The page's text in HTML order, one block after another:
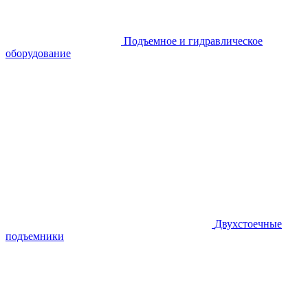
Подъемное и гидравлическое
оборудование
Двухстоечные
подъемники